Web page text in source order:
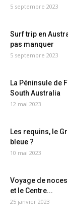
5 septembre 2023
Surf trip en
pas manquer
5 septembre 2023
La Péninsule de
South Australia
12 mai 2023
Les requins, le
bleue ?
10 mai 2023
Voyage de
et le Centre...
25 janvier 2023